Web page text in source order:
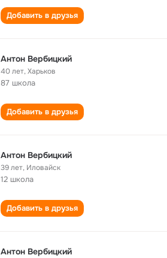
Добавить в друзья
Антон Вербицкий
40 лет,Харьков
87 школа
Добавить в друзья
Антон Вербицкий
39 лет, Иловайск
12 школа
Добавить в друзья
Антон Вербицкий